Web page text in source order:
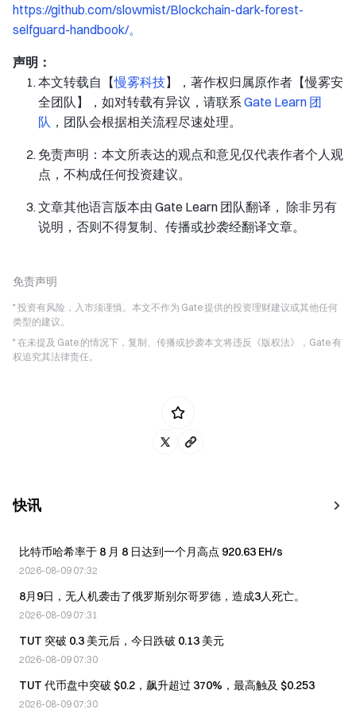
https://github.com/slowmist/Blockchain-dark-forest-
selfguard-handbook/。
声明：
本文转载自【慢雾科技】，著作权归属原作者【慢雾安
全团队】，如对转载有异议，请联系 Gate Learn 团
队 ，团队会根据相关流程尽速处理。
免责声明：本文所表达的观点和意见仅代表作者个人观
点，不构成任何投资建议。
文章其他语言版本由 Gate Learn 团队翻译， 除非另有
说明，否则不得复制、传播或抄袭经翻译文章。
免责声明
* 投资有风险，入市须谨慎。本文不作为 Gate 提供的投资理财建议或其他任何
类型的建议。
* 在未提及 Gate 的情况下，复制、传播或抄袭本文将违反《版权法》，Gate 有
权追究其法律责任。
快讯
比特币哈希率于 8 月 8 日达到一个月高点 920.63 EH/s
2026-08-09 07:32
8月9日，无人机袭击了俄罗斯别尔哥罗德，造成3人死亡。
2026-08-09 07:31
TUT 突破 0.3 美元后，今日跌破 0.13 美元
2026-08-09 07:30
TUT 代币盘中突破 $0.2，飙升超过 370%，最高触及 $0.253
2026-08-09 07:30